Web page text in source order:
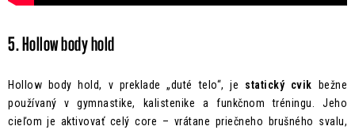
5. Hollow body hold
Hollow body hold, v preklade „duté telo“, je statický cvik
bežne
používaný v gymnastike, kalistenike a funkčnom tréningu. Jeho
cieľom je aktivovať celý core – vrátane priečneho brušného svalu,